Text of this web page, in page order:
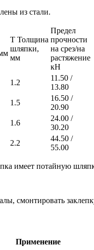
из стали.
T Толщина
шляпки,
мм
Предел
прочности
на срез/на
растяжение
кН
1.2
11.50 /
13.80
1.5
16.50 /
20.90
1.6
24.00 /
30.20
2.2
44.50 /
55.00
имеет потайную
смонтировать
Применение